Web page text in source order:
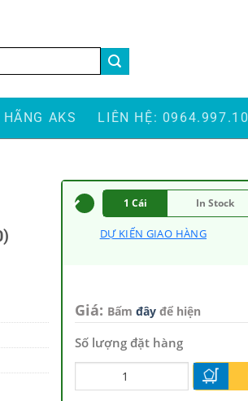
HÃNG AKS LIÊN HỆ:
1 Cái In Stock
DỰ KIẾN GIAO HÀNG
Giá: Bấm đâyđể hiện
Số lượng đặt hàng